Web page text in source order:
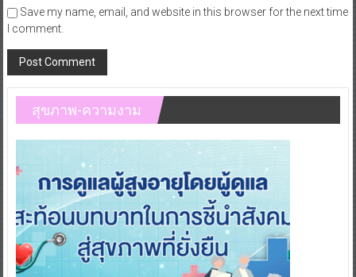
Save my name, email, and website in this browser for the next time
I comment.
สุขภาพ-ความงาม